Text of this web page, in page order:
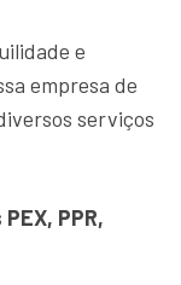
e
empresa de
serviços
PPR,